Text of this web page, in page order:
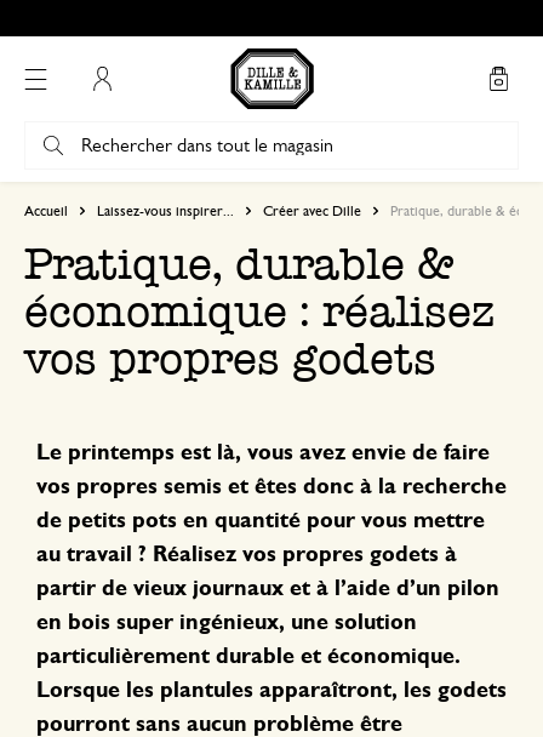
Accueil Laissez-vous inspirer... Créer avec Dille Pratique, durable &
Pratique, durable &
économique : réalisez
vos propres godets
Le printemps est là, vous avez envie de faire
vos propres semis et êtes donc à la recherche
de petits pots en quantité pour vous mettre
au travail ? Réalisez vos propres godets à
partir de vieux journaux et à l’aide d’un pilon
en bois super ingénieux, une solution
particulièrement durable et économique.
Lorsque les plantules apparaîtront, les godets
pourront sans aucun problème être